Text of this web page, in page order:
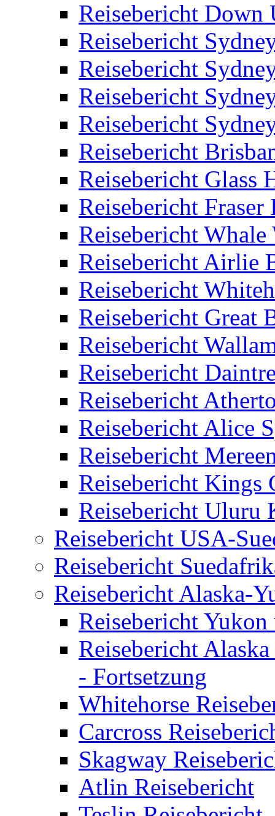
Reisebericht Down
Reisebericht
Reisebericht
Reisebericht
Reisebericht
Reisebericht
Reisebericht Glass
Reisebericht Fraser
Reisebericht
Reisebericht Airlie
Reisebericht
Reisebericht Great
Reisebericht
Reisebericht
Reisebericht
Reisebericht Alice
Reisebericht
Reisebericht Kings
Reisebericht Uluru
Reisebericht USA-
Reisebericht
Reisebericht Alaska-
Reisebericht
Reisebericht
- Fortsetzung
Whitehorse
Carcross
Skagway
Atlin Reisebericht